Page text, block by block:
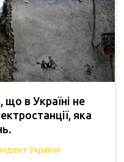
в Україні не
яка
України